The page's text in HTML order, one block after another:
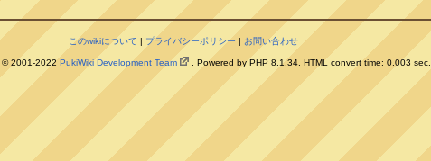
このwikiについて | プライバシーポリシー | お問い合わせ
© 2001-2022 PukiWiki Development Team . Powered by PHP 8.1.34. HTML convert time: 0.003 sec.